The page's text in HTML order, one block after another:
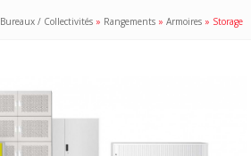
Bureaux / Collectivités » Rangements »Armoires » Storage